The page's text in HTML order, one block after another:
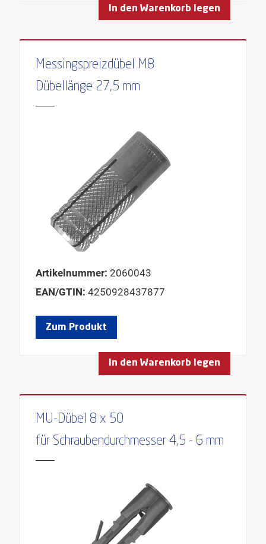
In den Warenkorb legen
Messingspreizdübel M8
Dübellänge 27,5 mm
Artikelnummer: 2060043
EAN/GTIN: 4250928437877
Zum Produkt
In den Warenkorb legen
MU-Dübel 8 x 50
für Schraubendurchmesser 4,5 - 6 mm